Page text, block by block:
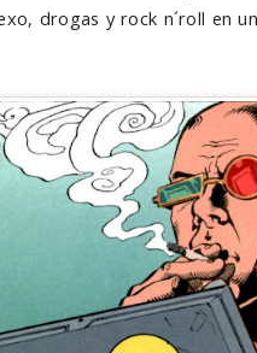
drogas y rock n´roll en